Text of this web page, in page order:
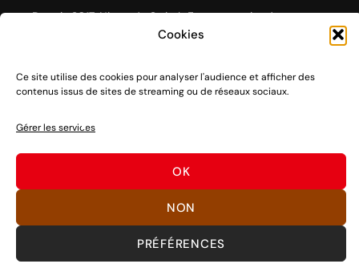
Cookies
Ce site utilise des cookies pour analyser l'audience et afficher des
contenus issus de sites de streaming ou de réseaux sociaux.
Gérer les services
OK
NON
PRÉFÉRENCES
Depuis 2017, Nintendo Switch Fan est un site de
référence sur l’univers de la console hybride Nintendo
Vous voulez nous soutenir ? Rien de plus facile, des
partages sociaux aux clics sur nos liens en passant par
©SWITCH FAN